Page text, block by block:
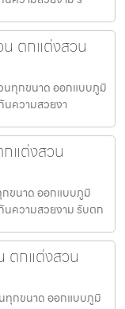
ตกแต่งสวน
นทุกขนาด ออกแบบภูมิ
นความสวยงา
แต่งสวน
ขนาด ออกแบบภูมิ
นความสวยงาม รับตก
ตกแต่งสวน
กขนาด ออกแบบภูมิ